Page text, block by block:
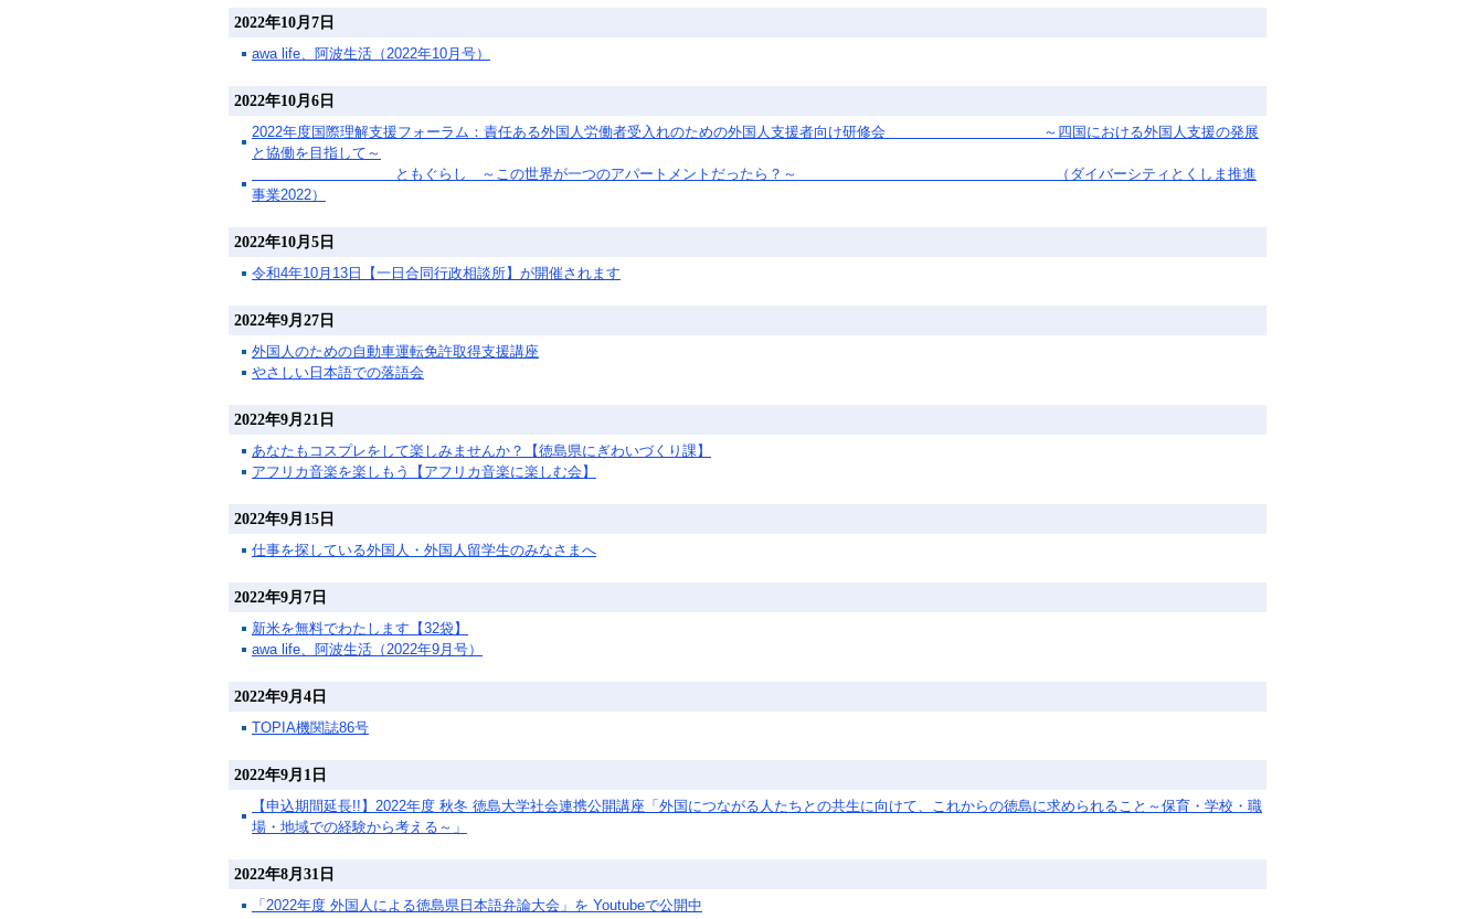
2022年10月7日
awa life、阿波生活（2022年10月号）
2022年10月6日
2022年度国際理解支援フォーラム：責任ある外国人労働者受入れのための外国人支援者向け研修会 ～四国における外国人支援の発展
と協働を目指して～
ともぐらし ～この世界が一つのアパートメントだったら？～ （ダイバーシティとくしま推進
事業2022）
2022年10月5日
令和4年10月13日【一日合同行政相談所】が開催されます
2022年9月27日
外国人のための自動車運転免許取得支援講座
やさしい日本語での落語会
2022年9月21日
あなたもコスプレをして楽しみませんか？【徳島県にぎわいづくり課】
アフリカ音楽を楽しもう【アフリカ音楽に楽しむ会】
2022年9月15日
仕事を探している外国人・外国人留学生のみなさまへ
2022年9月7日
新米を無料でわたします【32袋】
awa life、阿波生活（2022年9月号）
2022年9月4日
TOPIA機関誌86号
2022年9月1日
【申込期間延長!!】2022年度 秋冬 徳島大学社会連携公開講座「外国につながる人たちとの共生に向けて、これからの徳島に求められること～保育・学校・職
場・地域での経験から考える～」
2022年8月31日
「2022年度 外国人による徳島県日本語弁論大会」を Youtubeで公開中